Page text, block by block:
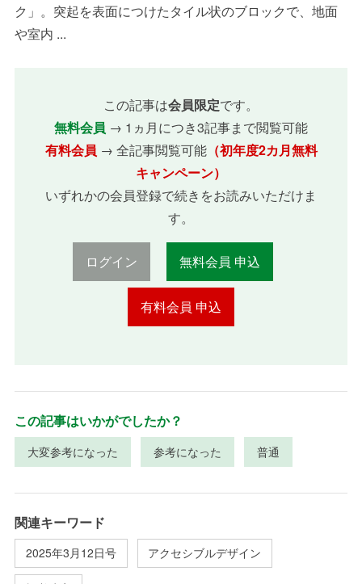
ク」。突起を表面につけたタイル状のブロックで、地面
や室内 ...
この記事は会員限定です。
無料会員 → 1ヵ月につき3記事まで閲覧可能
有料会員 → 全記事閲覧可能（初年度2カ月無料
キャンペーン）
いずれかの会員登録で続きをお読みいただけま
す。
ログイン 無料会員 申込
有料会員 申込
この記事はいかがでしたか？
大変参考になった 参考になった 普通
関連キーワード
2025年3月12日号 アクセシブルデザイン